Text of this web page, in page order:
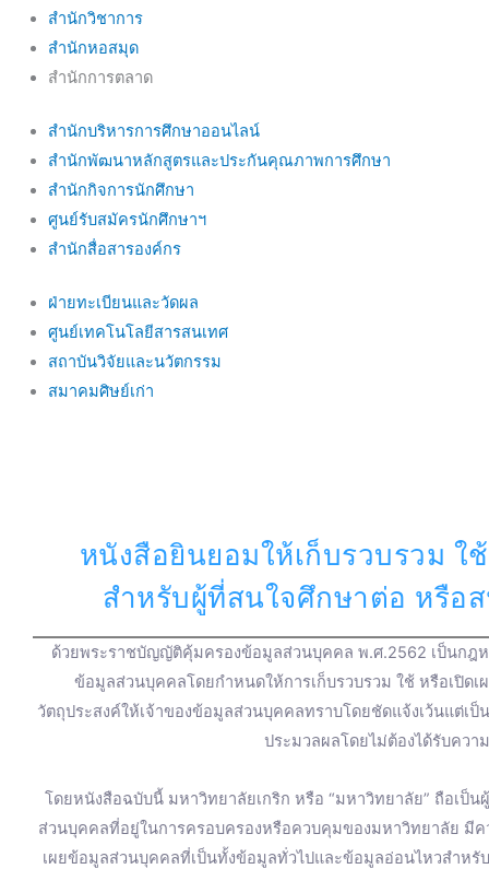
สำนักวิชาการ
สำนักหอสมุด
สำนักการตลาด
สำนักบริหารการศึกษาออนไลน์
สำนักพัฒนาหลักสูตรและประกันคุณภาพการศึกษา
สำนักกิจการนักศึกษา
ศูนย์รับสมัครนักศึกษาฯ
สำนักสื่อสารองค์กร
ฝ่ายทะเบียนและวัดผล
ศูนย์เทคโนโลยีสารสนเทศ
สถาบันวิจัยและนวัตกรรม
สมาคมศิษย์เก่า
หนังสือยินยอมให้เก็บรวบรวม ใ
สำหรับผู้ที่สนใจศึกษาต่อ หรือ
ด้วยพระราชบัญญัติคุ้มครองข้อมูลส่วนบุคคล พ.ศ.2562 เป็นกฎ
ข้อมูลส่วนบุคคลโดยกำหนดให้การเก็บรวบรวม ใช้ หรือเปิ
วัตถุประสงค์ให้เจ้าของข้อมูลส่วนบุคคลทราบโดยชัดแจ้งเว้นแต่
ประมวลผลโดยไม่ต้องได้รับคว
โดยหนังสือฉบับนี้ มหาวิทยาลัยเกริก หรือ “มหาวิทยาลัย” ถือเ
ส่วนบุคคลที่อยู่ในการครอบครองหรือควบคุมของมหาวิทยาลัย มี
เผยข้อมูลส่วนบุคคลที่เป็นทั้งข้อมูลทั่วไปและข้อมูลอ่อนไหวสำห